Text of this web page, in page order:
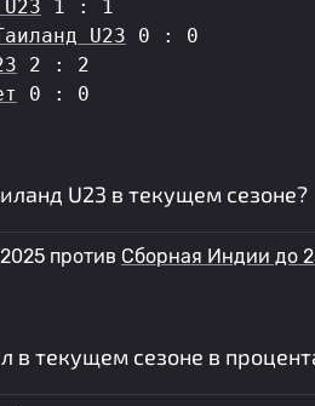
1 : 1
U23 0 : 0
2 : 2
0 : 0
U23 в текущем сезоне?
против Сборная Индии до
в текущем сезоне в